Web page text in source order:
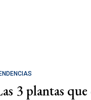
3 plantas